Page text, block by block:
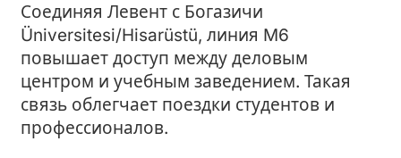
Соединяя Левент с Богазичи
Üniversitesi/Hisarüstü, линия M6
повышает доступ между деловым
центром и учебным заведением. Такая
связь облегчает поездки студентов и
профессионалов.